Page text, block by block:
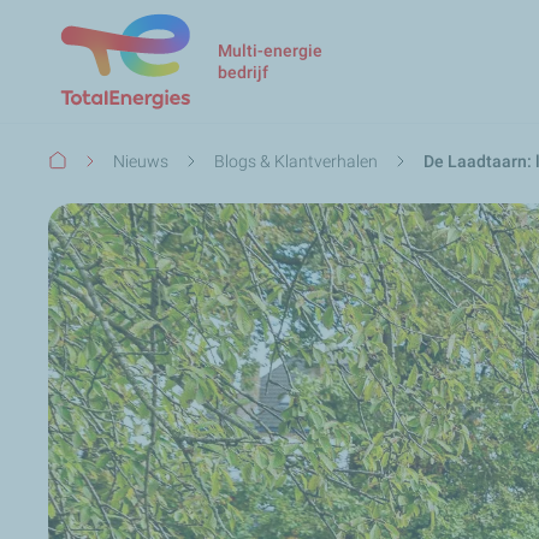
Multi-energie
bedrijf
Kruimelpad
Nieuws Blogs & Klantverhalen De Laadtaarn: